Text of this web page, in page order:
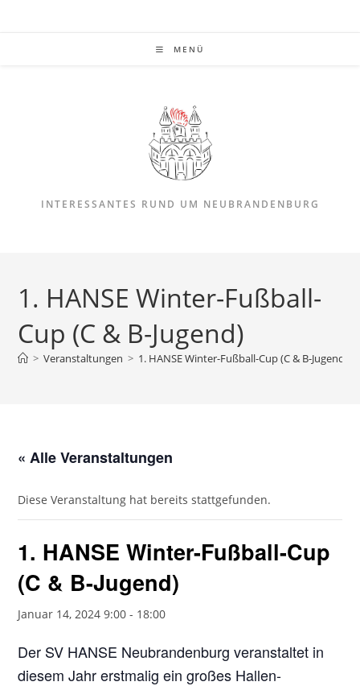
MENÜ
INTERESSANTES RUND UM NEUBRANDENBURG
1. HANSE Winter-Fußball-
Cup (C & B-Jugend)
> Veranstaltungen > 1. HANSE Winter-Fußball-Cup (C & B-Jugend)
« Alle Veranstaltungen
Diese Veranstaltung hat bereits stattgefunden.
1. HANSE Winter-Fußball-Cup
(C & B-Jugend)
Januar 14, 2024 9:00 - 18:00
Der SV HANSE Neubrandenburg veranstaltet in
diesem Jahr erstmalig ein großes Hallen-